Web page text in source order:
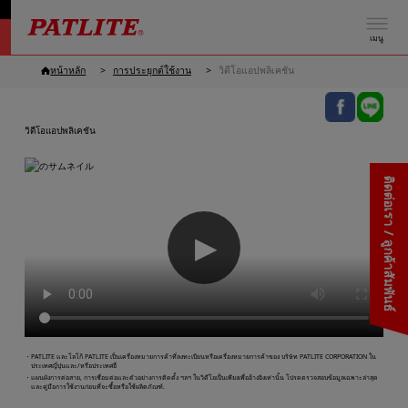
เมนู
ติดต่อเรา / ลูกค้าสัมพันธ์
หน้าหลัก การประยุกต์ใช้งาน วิดีโอแอปพลิเคชัน
วิดีโอแอปพลิเคชัน
▶
・PATLITE และโลโก้ PATLITE เป็นเครื่องหมายการค้าที่ลงทะเบียนหรือเครื่องหมายการค้าของ บริษัท PATLITE CORPORATION ใน
ประเทศญี่ปุ่นและ/หรือประเทศอื่
・แผนผังการต่อสาย, การเชื่อมต่อและตัวอย่างการติดตั้ง ฯลฯ ในวิดีโอเป็นเพียงเพื่ออ้างอิงเท่านั้น โปรดตรวจสอบข้อมูลเฉพาะล่าสุด
และคู่มือการใช้งานก่อนที่จะซื้อหรือใช้ผลิตภัณฑ์.